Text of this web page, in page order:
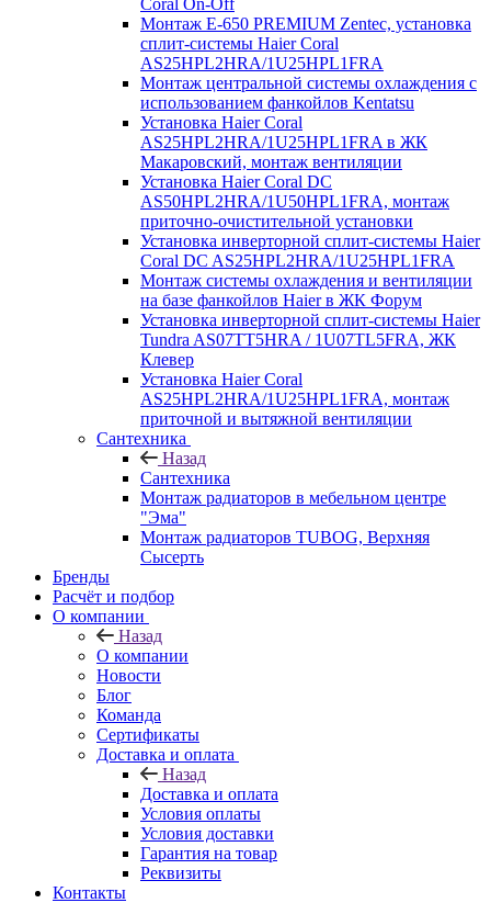
Coral On-Off
Монтаж E-650 PREMIUM Zentec, установка
сплит-системы Haier Coral
AS25HPL2HRA/1U25HPL1FRA
Монтаж центральной системы охлаждения с
использованием фанкойлов Kentatsu
Установка Haier Coral
AS25HPL2HRA/1U25HPL1FRA в ЖК
Макаровский, монтаж вентиляции
Установка Haier Coral DC
AS50HPL2HRA/1U50HPL1FRA, монтаж
приточно-очистительной установки
Установка инверторной сплит-системы Haier
Coral DC AS25HPL2HRA/1U25HPL1FRA
Монтаж системы охлаждения и вентиляции
на базе фанкойлов Haier в ЖК Форум
Установка инверторной сплит-системы Haier
Tundra AS07TT5HRA / 1U07TL5FRA, ЖК
Клевер
Установка Haier Coral
AS25HPL2HRA/1U25HPL1FRA, монтаж
приточной и вытяжной вентиляции
Сантехника
Назад
Сантехника
Монтаж радиаторов в мебельном центре
"Эма"
Монтаж радиаторов TUBOG, Верхняя
Сысерть
Бренды
Расчёт и подбор
О компании
Назад
О компании
Новости
Блог
Команда
Сертификаты
Доставка и оплата
Назад
Доставка и оплата
Условия оплаты
Условия доставки
Гарантия на товар
Реквизиты
Контакты